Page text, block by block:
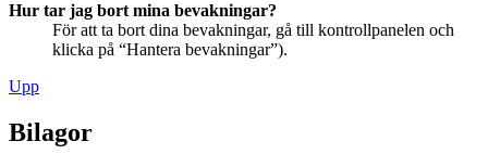
Hur tar jag bort mina bevakningar?
För att ta bort dina bevakningar, gå till kontrollpanelen och
klicka på “Hantera bevakningar”).
Upp
Bilagor